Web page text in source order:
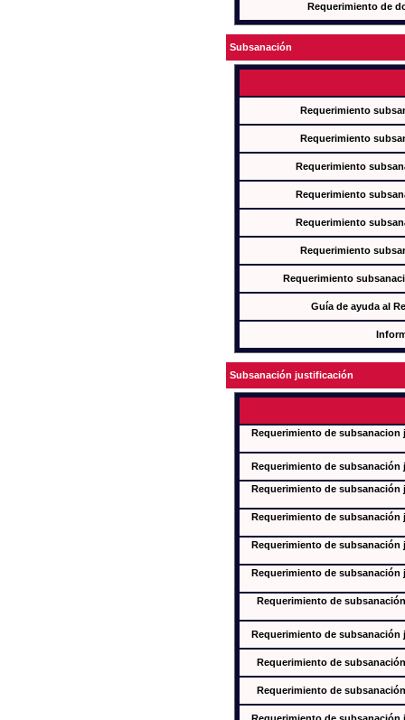
Requerimiento de
Subsanación
Requerimiento
Requerimiento
Requerimiento
Requerimiento
Requerimiento
Requerimiento
Requerimiento
Guía de ayuda al
Subsanación justificación
Requerimiento de
Requerimiento de subsanación
Requerimiento de
Requerimiento de
Requerimiento de
Requerimiento de
Requerimiento de
Requerimiento de subsanación
Requerimiento de
Requerimiento de